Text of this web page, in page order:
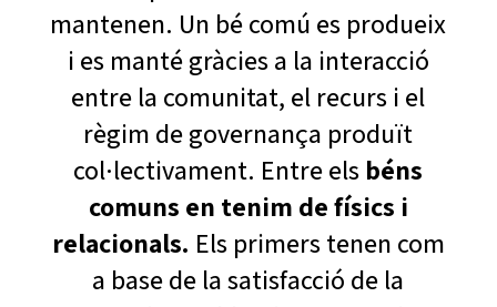
mantenen. Un bé comú es produeix
i es manté gràcies a la interacció
entre la comunitat, el recurs i el
règim de governança produït
col·lectivament. Entre els béns
comuns en tenim de físics i
relacionals. Els primers tenen com
a base de la satisfacció de la